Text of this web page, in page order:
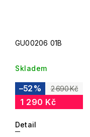
GU00206 01B
Skladem
2 690 Kč
–52 %
1 290 Kč
Detail